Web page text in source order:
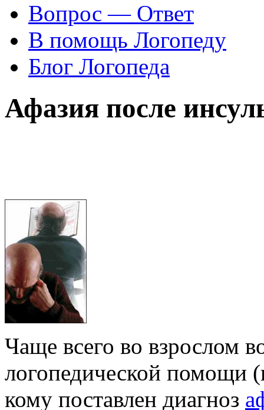
Вопрос — Ответ
В помощь Логопеду
Блог Логопеда
Афазия после
Чаще всего во взрослом
логопедической помощи
кому поставлен диагноз